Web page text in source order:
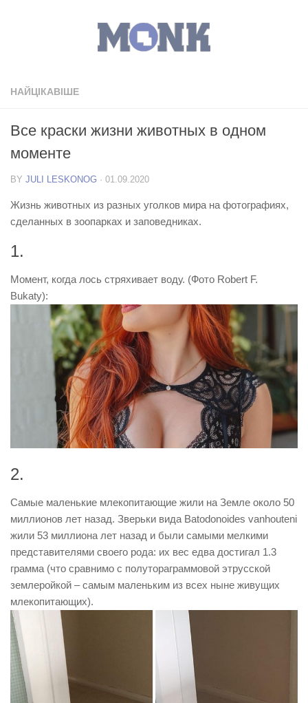
НАЙЦІКАВІШЕ
Все краски жизни животных в одном
моменте
BY JULI LESKONOG · 01.09.2020
Жизнь животных из разных уголков мира на фотографиях,
сделанных в зоопарках и заповедниках.
1.
Момент, когда лось стряхивает воду. (Фото Robert F.
Bukaty):
2.
Самые маленькие млекопитающие жили на Земле около 50
миллионов лет назад. Зверьки вида Batodonoides vanhouteni
жили 53 миллиона лет назад и были самыми мелкими
представителями своего рода: их вес едва достигал 1.3
грамма (что сравнимо с полутораграммовой этрусской
землеройкой – самым маленьким из всех ныне живущих
млекопитающих).